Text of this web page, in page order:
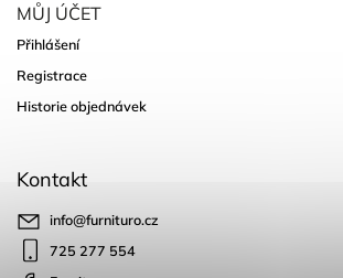
MŮJ ÚČET
Přihlášení
Registrace
Historie objednávek
Kontakt
info@furnituro.cz
725 277 554